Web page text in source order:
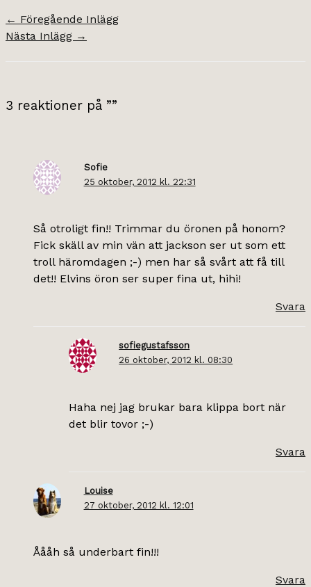
← Föregående Inlägg
Nästa Inlägg →
3 reaktioner på ””
Sofie
25 oktober, 2012 kl. 22:31
Så otroligt fin!! Trimmar du öronen på honom?
Fick skäll av min vän att jackson ser ut som ett
troll häromdagen ;-) men har så svårt att få till
det!! Elvins öron ser super fina ut, hihi!
Svara
sofiegustafsson
26 oktober, 2012 kl. 08:30
Haha nej jag brukar bara klippa bort när
det blir tovor ;-)
Svara
Louise
27 oktober, 2012 kl. 12:01
Åååh så underbart fin!!!
Svara